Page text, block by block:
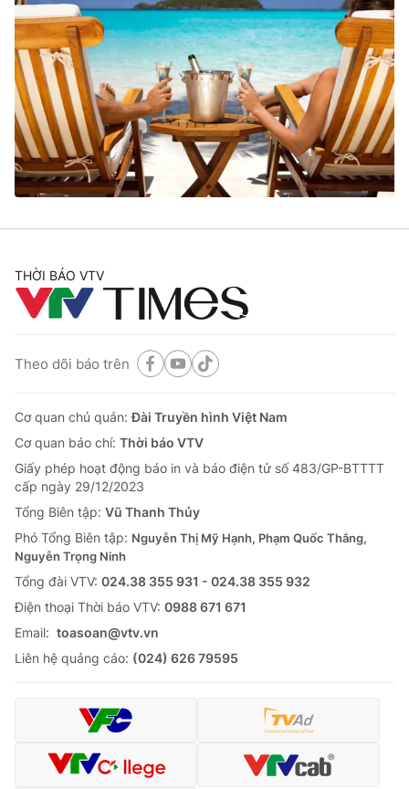
THỜI BÁO VTV
Theo dõi báo trên
Cơ quan chủ quản:Đài Truyền hình Việt Nam
Cơ quan báo chí: Thời báo VTV
Giấy phép hoạt động báo in và báo điện tử số 483/GP-BTTTT
cấp ngày 29/12/2023
Tổng Biên tập: Vũ Thanh Thủy
Phó Tổng Biên tập: Nguyễn Thị Mỹ Hạnh, Phạm Quốc Thắng,
Nguyễn Trọng Ninh
Tổng đài VTV: 024.38 355 931 - 024.38 355 932
Ðiện thoại Thời báo VTV: 0988 671 671
Email: toasoan@vtv.vn
Liên hệ quảng cáo: (024) 626 79595